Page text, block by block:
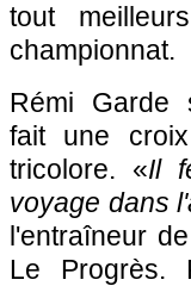
tout
championnat.
Rémi Garde
fait une
tricolore. «Il
voyage dans
l'entraîneur de
Le Progrès.